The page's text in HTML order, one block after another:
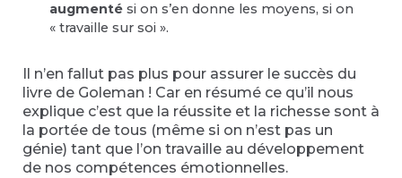
augmenté si on s’en donne les moyens, si on
« travaille sur soi ».
Il n’en fallut pas plus pour assurer le succès du
livre de Goleman ! Car en résumé ce qu’il nous
explique c’est que la réussite et la richesse sont à
la portée de tous (même si on n’est pas un
génie) tant que l’on travaille au développement
de nos compétences émotionnelles.